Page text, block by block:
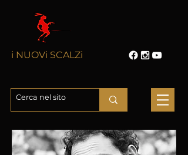
i NUOVi SCALZi